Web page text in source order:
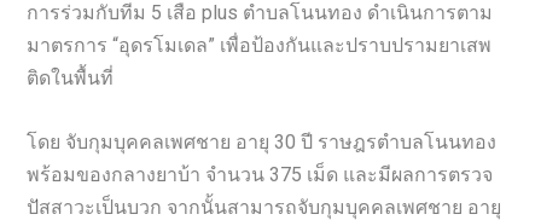
การร่วมกับทีม 5 เสือ plus ตำบลโนนทอง ดำเนินการตาม
มาตรการ “อุดรโมเดล” เพื่อป้องกันและปราบปรามยาเสพ
ติดในพื้นที่
โดย จับกุมบุคคลเพศชาย อายุ 30 ปี ราษฎรตำบลโนนทอง
พร้อมของกลางยาบ้า จำนวน 375 เม็ด และมีผลการตรวจ
ปัสสาวะเป็นบวก จากนั้นสามารถจับกุมบุคคลเพศชาย อายุ